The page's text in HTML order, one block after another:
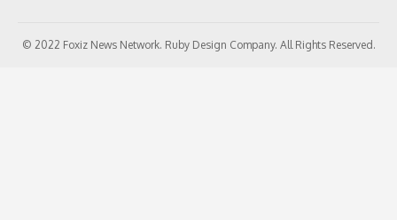
© 2022 Foxiz News Network. Ruby Design Company. All Rights Reserved.